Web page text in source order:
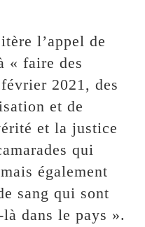
l’appel de
« faire des
2021, des
et de
et la justice
qui
également
sang qui sont
dans le pays ».